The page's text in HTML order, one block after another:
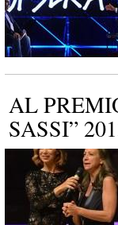
AL
SASSI”